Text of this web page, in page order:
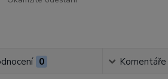
0 Komentáře